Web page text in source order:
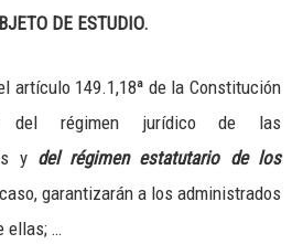
DE ESTUDIO.
artículo 149.1,18ª de la Constitución
régimen jurídico de las
y del régimen estatutario de los
garantizarán a los administrados
ellas; …